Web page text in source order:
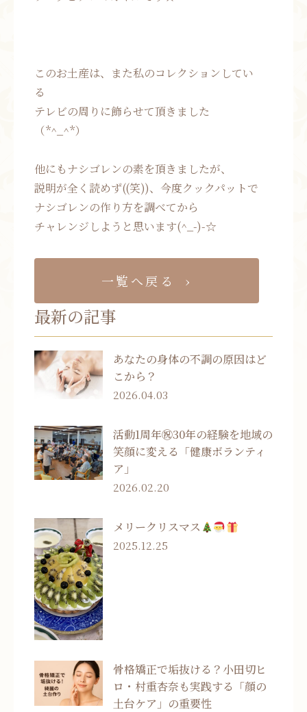
このお土産は、また私のコレクションしてい
る
テレビの周りに飾らせて頂きました
（*^_^*）
他にもナシゴレンの素を頂きましたが、
説明が全く読めず((笑))、今度クックパットで
ナシゴレンの作り方を調べてから
チャレンジしようと思います(^_-)-☆
一覧へ戻る
最新の記事
あなたの身体の不調の原因はど
こから？
2026.04.03
活動1周年㊗30年の経験を地域の
笑顔に変える「健康ボランティ
ア」
2026.02.20
メリークリスマス
2025.12.25
骨格矯正で垢抜ける？小田切ヒ
ロ・村重杏奈も実践する「顔の
土台ケア」の重要性